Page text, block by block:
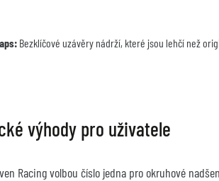
Bezklíčové uzávěry nádrží, které jsou lehčí než
výhody pro uživatele
Racing volbou číslo jedna pro okruhové